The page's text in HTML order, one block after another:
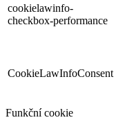
cookielawinfo-
checkbox-performance
CookieLawInfoConsent
Funkční cookie